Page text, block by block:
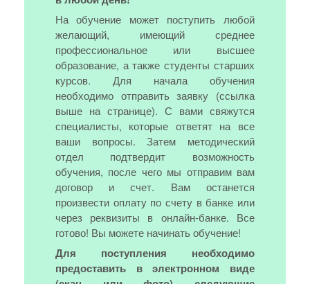
На обучение может поступить любой
желающий, имеющий среднее
профессиональное или высшее
образование, а также студенты старших
курсов. Для начала обучения
необходимо отправить заявку (ссылка
выше на странице). С вами свяжутся
специалисты, которые ответят на все
ваши вопросы. Затем методический
отдел подтвердит возможность
обучения, после чего мы отправим вам
договор и счет. Вам останется
произвести оплату по счету в банке или
через реквизиты в онлайн-банке. Все
готово! Вы можете начинать обучение!
Для поступления необходимо
предоставить в электронном виде